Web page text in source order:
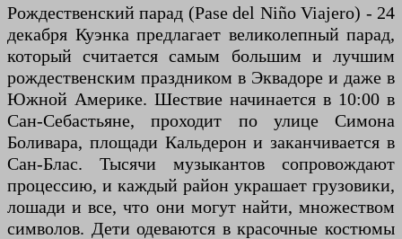
Рождественский парад (Pase del Niño Viajero) - 24
декабря Куэнка предлагает великолепный парад,
который считается самым большим и лучшим
рождественским праздником в Эквадоре и даже в
Южной Америке. Шествие начинается в 10:00 в
Сан-Себастьяне, проходит по улице Симона
Боливара, площади Кальдерон и заканчивается в
Сан-Блас. Тысячи музыкантов сопровождают
процессию, и каждый район украшает грузовики,
лошади и все, что они могут найти, множеством
символов. Дети одеваются в красочные костюмы